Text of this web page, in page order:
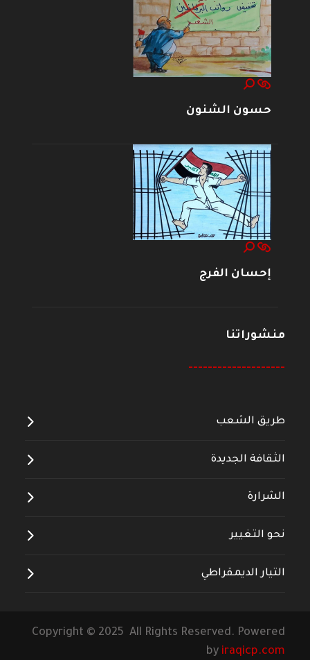
حسون الشنون
إحسان الفرج
منشوراتنا
--------------------
طريق الشعب
الثقافة الجديدة
الشرارة
نحو التغيير
التيار الديمقراطي
Copyright © 2025 All Rights Reserved. Powered
by iraqicp.com